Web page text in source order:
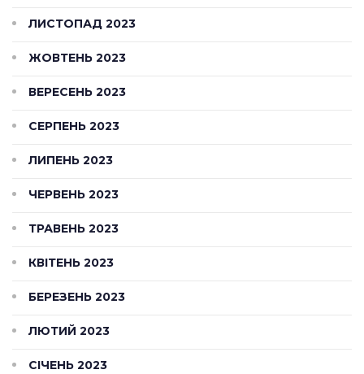
ЛИСТОПАД 2023
ЖОВТЕНЬ 2023
ВЕРЕСЕНЬ 2023
СЕРПЕНЬ 2023
ЛИПЕНЬ 2023
ЧЕРВЕНЬ 2023
ТРАВЕНЬ 2023
КВІТЕНЬ 2023
БЕРЕЗЕНЬ 2023
ЛЮТИЙ 2023
СІЧЕНЬ 2023